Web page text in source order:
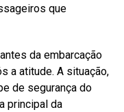
que
da embarcação
a atitude. A situação,
de segurança do
principal da